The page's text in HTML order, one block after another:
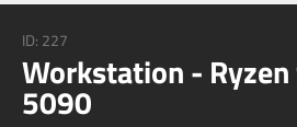
ID: 227
Workstation -
5090